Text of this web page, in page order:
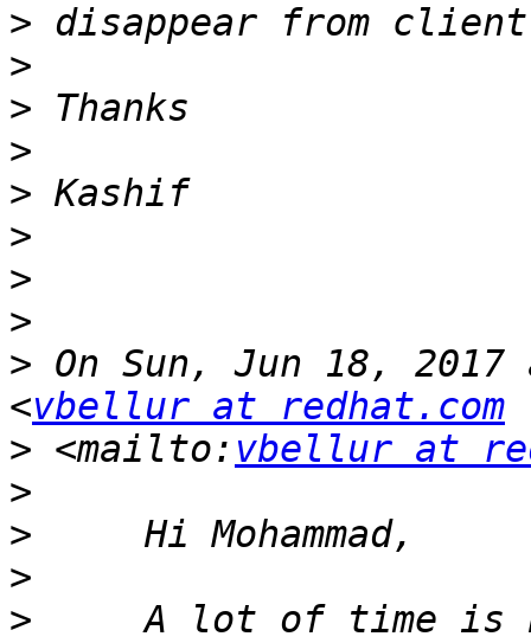
>
>
>
>
>
>
>
>
> On Sun, Jun 18,
<vbellur at redhat.com
> <mailto: vbellur at
>
>
>
> A lot of time is